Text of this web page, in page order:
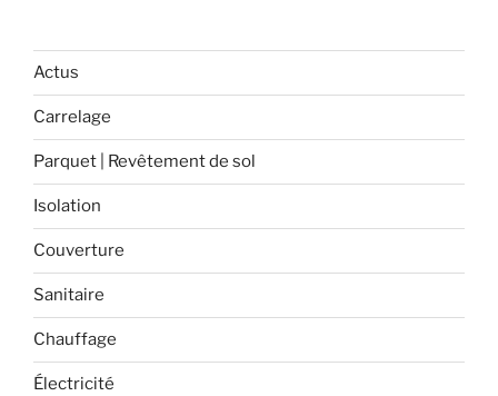
Actus
Carrelage
Parquet | Revêtement de sol
Isolation
Couverture
Sanitaire
Chauffage
Électricité